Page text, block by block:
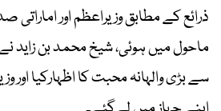
ذرائع کے مطابق وزیراعظم اور اماراتی
ماحول میں ہوئی، شیخ محمد بن زاید
سے بڑی والہانہ محبت کا اظہارکیا اور